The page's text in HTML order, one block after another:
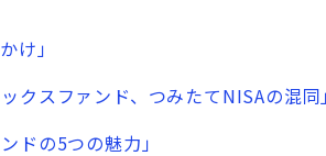
」
スファンド、つみたてNISAの混
の5つの魅力」